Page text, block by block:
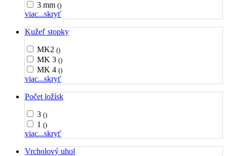
3 mm ()
viac...skryť
Kužeľ stopky
MK2 ()
MK 3 ()
MK 4 ()
viac...skryť
Počet ložísk
3 ()
1 ()
viac...skryť
Vrcholový uhol